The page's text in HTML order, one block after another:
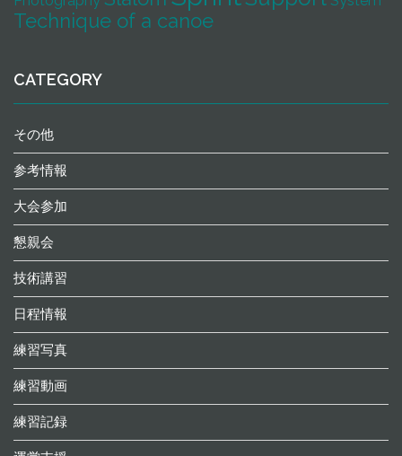
Technique of a canoe
CATEGORY
その他
参考情報
大会参加
懇親会
技術講習
日程情報
練習写真
練習動画
練習記録